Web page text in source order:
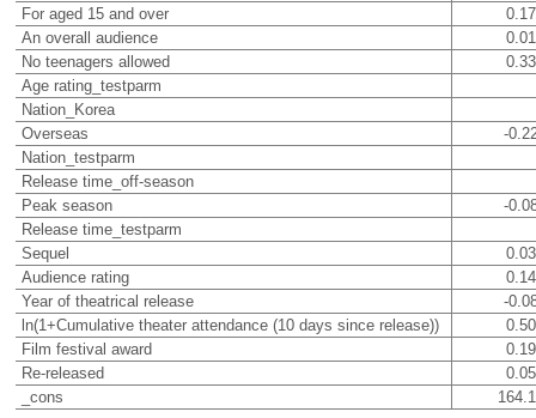
For aged 15 and over
0.17
An overall audience
0.01
No teenagers allowed
0.33
Age rating_testparm
Nation_Korea
Overseas
-
Nation_testparm
Release time_off-season
Peak season
-
Release time_testparm
Sequel
0.03
Audience rating
0.14
Year of theatrical release
-
ln(1+Cumulative theater attendance (10 days since release))
0.50
Film festival award
0.19
Re-released
0.05
_cons